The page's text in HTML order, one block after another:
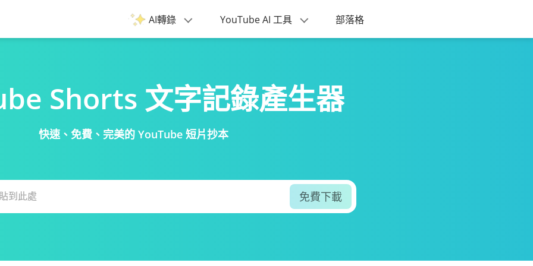
AI轉錄 YouTube AI 工具 部落格
Shorts 文字記錄產生器
快速、免費、完美的 YouTube 短片抄本
免費下載